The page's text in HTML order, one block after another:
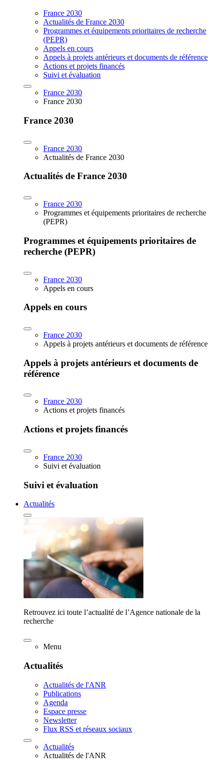
France 2030
Actualités de France 2030
Programmes et équipements prioritaires de recherche
(PEPR)
Appels en cours
Appels à projets antérieurs et documents de référence
Actions et projets financés
Suivi et évaluation
France 2030
France 2030
France 2030
France 2030
Actualités de France 2030
Actualités de France 2030
France 2030
Programmes et équipements prioritaires de recherche
(PEPR)
Programmes et équipements prioritaires de
recherche (PEPR)
France 2030
Appels en cours
Appels en cours
France 2030
Appels à projets antérieurs et documents de référence
Appels à projets antérieurs et documents de
référence
France 2030
Actions et projets financés
Actions et projets financés
France 2030
Suivi et évaluation
Suivi et évaluation
Actualités
Retrouvez ici toute l’actualité de l’Agence nationale de la
recherche
Menu
Actualités
Actualités de l'ANR
Publications
Agenda
Espace presse
Newsletter
Flux RSS et réseaux sociaux
Actualités
Actualités de l'ANR